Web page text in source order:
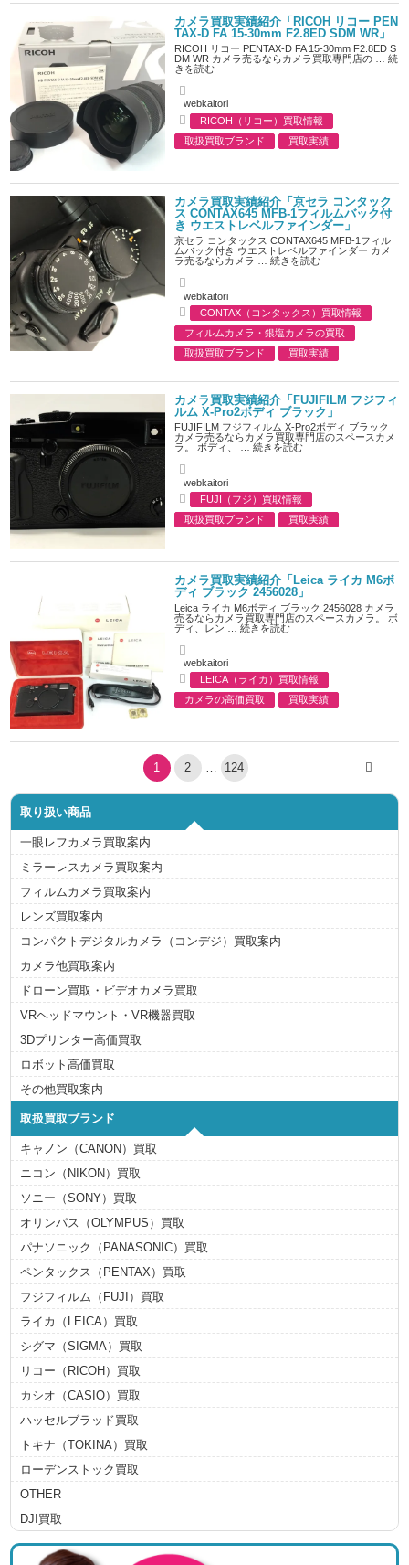
i
e
s
カメラ買取実績紹介「RICOH リコー PEN
TAX-D FA 15-30mm F2.8ED SDM WR」
RICOH リコー PENTAX-D FA 15-30mm F2.8ED S
DM WR カメラ売るならカメラ買取専門店の …続
きを読む
A
u
t
h
o
webkaitori
C
a
g
r
i
e
s
RICOH（リコー）買取情報
取扱買取ブランド
買取実績
カメラ買取実績紹介「京セラ コンタック
ス CONTAX645 MFB-1フィルムバック付
き ウエストレベルファインダー」
京セラ コンタックス CONTAX645 MFB-1フィル
ムバック付き ウエストレベルファインダー カメ
ラ売るならカメラ …続きを読む
A
u
t
h
o
r
webkaitori
C
a
t
e
r
i
e
s
CONTAX（コンタックス）買取情報
フィルムカメラ・銀塩カメラの買取
取扱買取ブランド
買取実績
カメラ買取実績紹介「FUJIFILM フジフィ
ルム X-Pro2ボディ ブラック」
FUJIFILM フジフィルム X-Pro2ボディ ブラック
カメラ売るならカメラ買取専門店のスペースカメ
ラ。 ボディ、 …続きを読む
A
u
t
h
o
webkaitori
C
a
g
r
e
s
FUJI（フジ）買取情報
取扱買取ブランド
買取実績
カメラ買取実績紹介「Leica ライカ M6ボ
ディ ブラック 2456028」
Leica ライカ M6ボディ ブラック 2456028 カメラ
売るならカメラ買取専門店のスペースカメラ。 ボ
ディ、レン …続きを読む
A
u
h
o
webkaitori
C
a
g
o
r
LEICA（ライカ）買取情報
カメラの高価買取
買取実績
ペ
ー
ジ
送
り
1 2 … 124
取り扱い商品
一眼レフカメラ買取案内
ミラーレスカメラ買取案内
フィルムカメラ買取案内
レンズ買取案内
コンパクトデジタルカメラ（コンデジ）買取案内
カメラ他買取案内
ドローン買取・ビデオカメラ買取
VRヘッドマウント・VR機器買取
3Dプリンター高価買取
ロボット高価買取
その他買取案内
取扱買取ブランド
キャノン（CANON）買取
ニコン（NIKON）買取
ソニー（SONY）買取
オリンパス（OLYMPUS）買取
パナソニック（PANASONIC）買取
ペンタックス（PENTAX）買取
フジフィルム（FUJI）買取
ライカ（LEICA）買取
シグマ（SIGMA）買取
リコー（RICOH）買取
カシオ（CASIO）買取
ハッセルブラッド買取
トキナ（TOKINA）買取
ローデンストック買取
OTHER
DJI買取